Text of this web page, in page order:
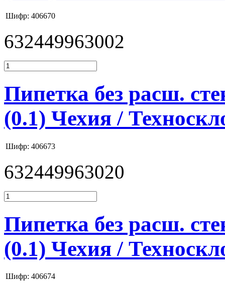
Шифр: 406670
632449963002
Пипетка без расш.
(0.1) Чехия /
Шифр: 406673
632449963020
Пипетка без расш.
(0.1) Чехия /
Шифр: 406674